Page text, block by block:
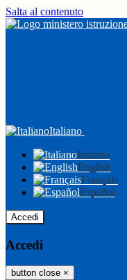
Salta al contenuto
Italiano
Italiano
English
Français
Español
Accedi
Accedi
button close ×